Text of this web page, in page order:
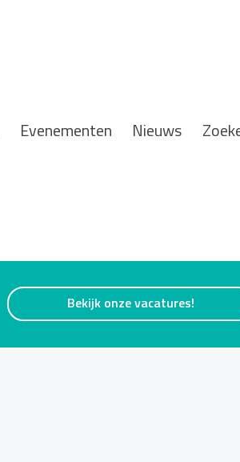
Evenementen Nieuws
Bekijk onze vacatures!